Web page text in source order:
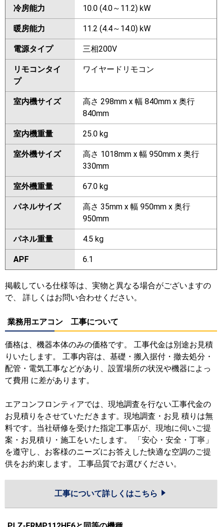
冷房能力 10.0 (4.0～11.2) kW
暖房能力 11.2 (4.4～14.0) kW
電源タイプ 三相200V
リモコンタイ
プ
ワイヤードリモコン
室内機サイズ
高さ 298mm x 幅 840mm x 奥行
840mm
室内機重量 25.0 kg
室外機サイズ
高さ 1018mm x 幅 950mm x 奥行
330mm
室外機重量 67.0 kg
パネルサイズ
高さ 35mm x 幅 950mm x 奥行
950mm
パネル重量 4.5 kg
APF 6.1
掲載している仕様等は、実物と異なる場合がございますの
で、 詳しくはお問い合わせください。
業務用エアコン 工事について
価格は、機器本体のみの価格です。 工事代金は別途お見積
りいたします。 工事内容は、基礎・搬入据付・撤去処分・
配管・電気工事などがあり、設置場所の状況や機器によっ
て費用 に差があります。
エアコンフロンティアでは、現地調査を行ない工事代金の
お見積りをさせていただきます。現地調査・お見 積りは無
料です。当社研修を受けた指定工事店が、現地に伺いご提
案・お見積り・施工をいたします。 「安心・安全・丁寧」
を遵守し、お客様のニーズにお答えした快適な空調のご提
供をお約束します。 工事品質でお選びください。
工事について詳しくはこちら